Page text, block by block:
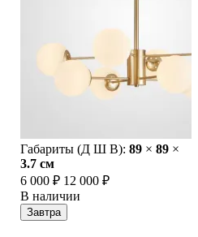
Габариты (Д Ш В): 89 × 89 ×
3.7 cм
6 000 ₽ 12 000 ₽
В наличии
Завтра